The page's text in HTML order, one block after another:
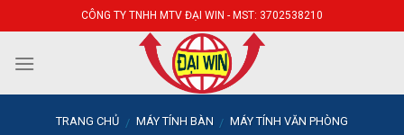
to
content
CÔNG TY TNHH MTV ĐẠI WIN - MST: 3702538210
TRANG CHỦ / MÁY TÍNH BÀN / MÁY TÍNH VĂN PHÒNG